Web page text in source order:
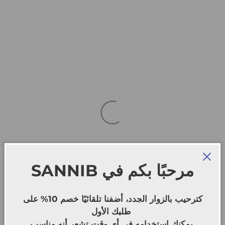
SANNIB
كترحيب بالزوار الجدد، أضفنا تلقائيًا خصم 10% على